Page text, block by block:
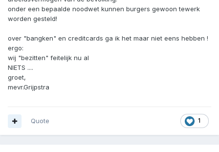
onder een bepaalde noodwet kunnen burgers gewoon tewerk
worden gesteld!
over "bangken" en creditcards ga ik het maar niet eens hebben !
ergo:
wij "bezitten" feitelijk nu al
NIETS ....
groet,
mevr.Grijpstra
1
Quote